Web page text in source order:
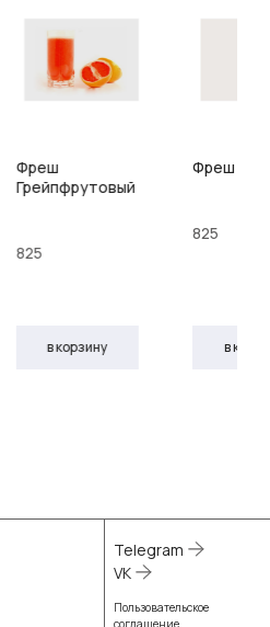
Фреш
Грейпфрутовый
825
в корзину
Фреш
825
в
Telegram
VK
Пользовательское
соглашение